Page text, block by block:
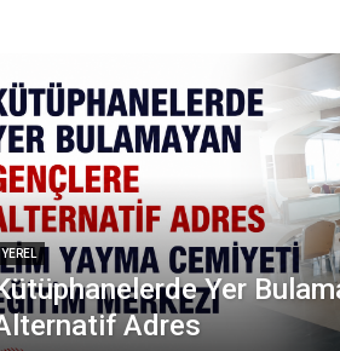
YEREL
Yer
Adres